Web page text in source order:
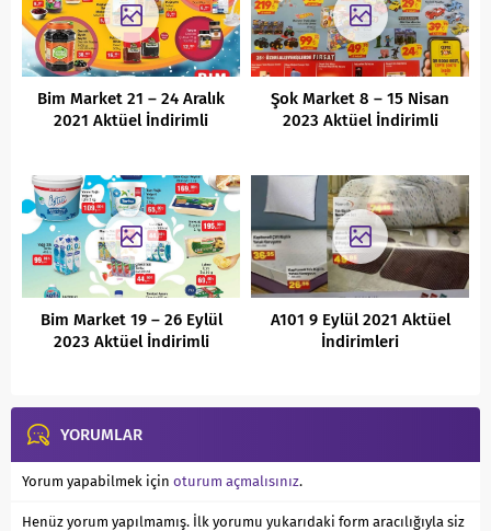
Bim Market 21 – 24 Aralık
2021 Aktüel İndirimli
Şok Market 8 – 15 Nisan
2023 Aktüel İndirimli
Bim Market 19 – 26 Eylül
2023 Aktüel İndirimli
A101 9 Eylül 2021 Aktüel
İndirimleri
YORUMLAR
Yorum yapabilmek için oturum açmalısınız.
Henüz yorum yapılmamış. İlk yorumu yukarıdaki form aracılığıyla siz